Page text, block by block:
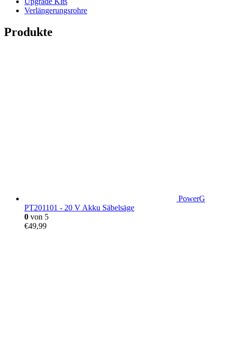
Verlängerungsrohre
Produkte
PowerG
PT201101 - 20 V Akku Säbelsäge
0 von 5
€49,99